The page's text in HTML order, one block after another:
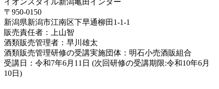
イオンスタイル新潟亀田インター
〒950-0150
新潟県新潟市江南区下早通柳田1-1-1
販売責任者：上山智
酒類販売管理者：早川雄太
酒類販売管理研修の受講実施団体：明石小売酒販組合
受講日：令和7年6月11日 (次回研修の受講期限:令和10年6月
10日)